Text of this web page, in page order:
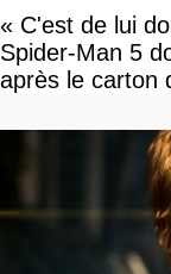
« C'est de lui
Spider-Man 5
après le carton